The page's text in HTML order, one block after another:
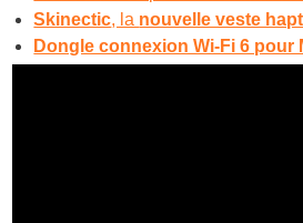
Skinectic, la nouvelle veste
Dongle connexion Wi-Fi 6 pour